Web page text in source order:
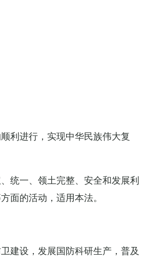
利进行，实现中华民族伟大复
统一、领土完整、安全和发展利
面的活动，适用本法。
建设，发展国防科研生产，普及